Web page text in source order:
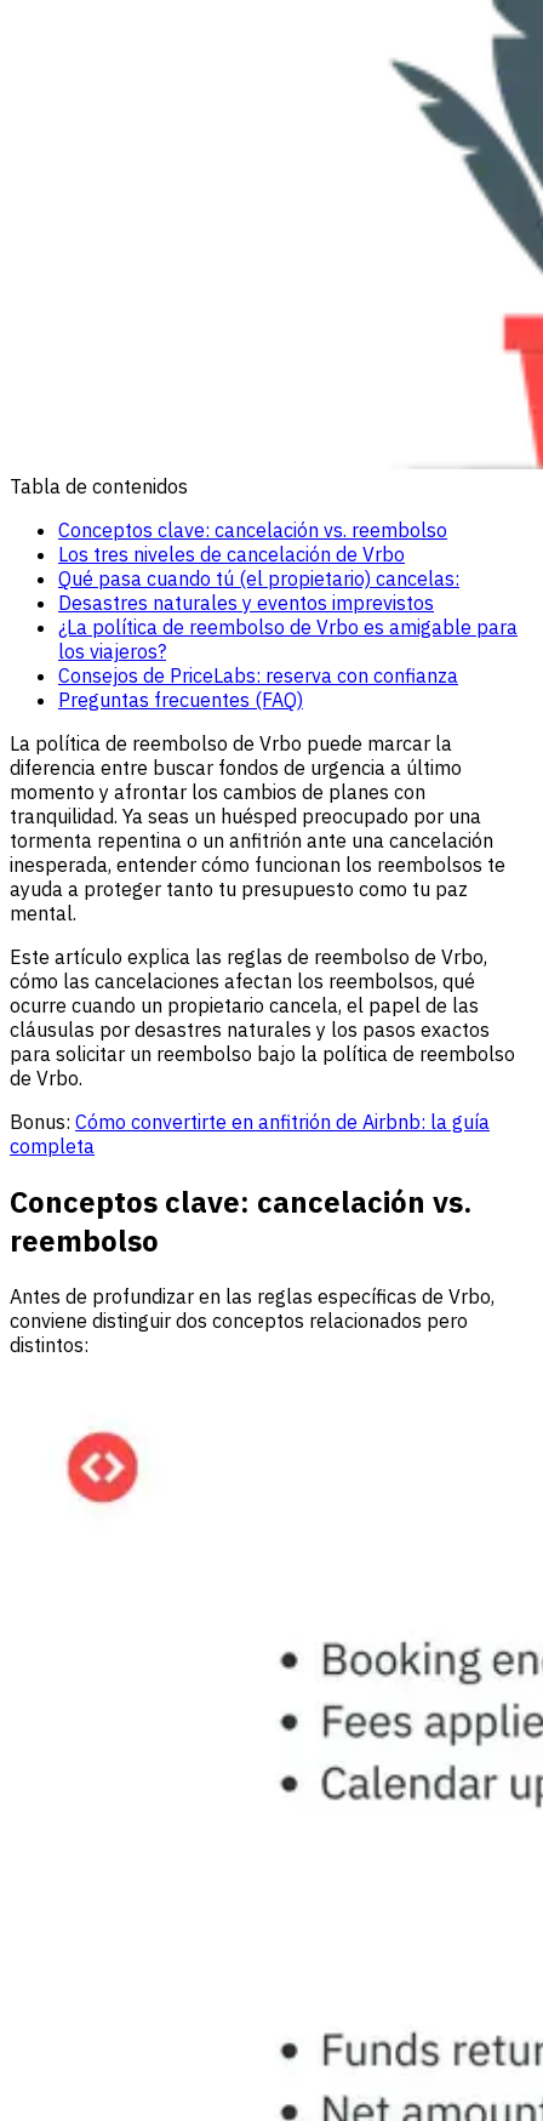
Tabla de contenidos
Conceptos clave: cancelación vs. reembolso
Los tres niveles de cancelación de Vrbo
Qué pasa cuando tú (el propietario) cancelas:
Desastres naturales y eventos imprevistos
¿La política de reembolso de Vrbo es amigable para
los viajeros?
Consejos de PriceLabs: reserva con confianza
Preguntas frecuentes (FAQ)
La política de reembolso de Vrbo puede marcar la
diferencia entre buscar fondos de urgencia a último
momento y afrontar los cambios de planes con
tranquilidad. Ya seas un huésped preocupado por una
tormenta repentina o un anfitrión ante una cancelación
inesperada, entender cómo funcionan los reembolsos te
ayuda a proteger tanto tu presupuesto como tu paz
mental.
Este artículo explica las reglas de reembolso de Vrbo,
cómo las cancelaciones afectan los reembolsos, qué
ocurre cuando un propietario cancela, el papel de las
cláusulas por desastres naturales y los pasos exactos
para solicitar un reembolso bajo la política de reembolso
de Vrbo.
Bonus: Cómo convertirte en anfitrión de Airbnb: la guía
completa
Conceptos clave: cancelación vs.
reembolso
Antes de profundizar en las reglas específicas de Vrbo,
conviene distinguir dos conceptos relacionados pero
distintos: